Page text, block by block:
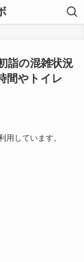
詣の混雑状況
間やトイレ
しています。